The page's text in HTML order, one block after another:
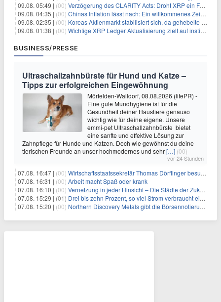
09.08. 05:49 | (00) Verzögerung des CLARITY Acts: Droht XRP ein Fall unter die $1-Marke?
09.08. 04:35 | (00) Chinas Inflation lässt nach: Ein willkommenes Zeichen für Investoren angesichts der Folgen des Öl-Schocks
09.08. 02:35 | (00) Koreas Aktienmarkt stabilisiert sich, da gehebelte Positionen abgebaut werden
09.08. 01:38 | (00) Wichtige XRP Ledger Aktualisierung zielt auf institutionelle Akzeptanz ab
BUSINESS/PRESSE
Ultraschallzahnbürste für Hund und Katze –
Tipps zur erfolgreichen Eingewöhnung
Mörfelden-Walldorf, 08.08.2026 (lifePR) -
Eine gute Mundhygiene ist für die
Gesundheit deiner Haustiere genauso
wichtig wie für deine eigene. Unsere
emmi-pet Ultraschallzahnbürste bietet
eine sanfte und effektive Lösung zur
Zahnpflege für Hunde und Katzen. Doch wie gewöhnst du deine
tierischen Freunde an unser hochmodernes und sehr[…] (00)
vor 24 Stunden
07.08. 16:47 | (00) Wirtschaftsstaatssekretär Thomas Dörflinger besucht Handwerksbetrieb im Kammerbezirk Freiburg
07.08. 16:31 | (00) Arbeit macht Spaß oder krank
07.08. 16:10 | (00) Vernetzung in jeder Hinsicht – Die Städte der Zukunft sind grün-blau
07.08. 15:29 | (01) Drei bis zehn Prozent, so viel Strom verbraucht ein Aufzug im Gebäude
07.08. 15:20 | (00) Northern Discovery Metals gibt die Börsennotierung an der Frankfurter Wertpapierbörse bekannt